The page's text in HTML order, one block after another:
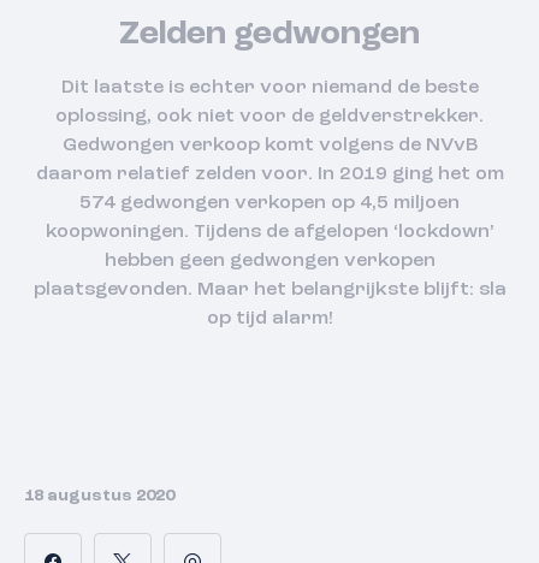
Zelden gedwongen
Dit laatste is echter voor niemand de beste
oplossing, ook niet voor de geldverstrekker.
Gedwongen verkoop komt volgens de NVvB
daarom relatief zelden voor. In 2019 ging het om
574 gedwongen verkopen op 4,5 miljoen
koopwoningen. Tijdens de afgelopen ‘lockdown’
hebben geen gedwongen verkopen
plaatsgevonden. Maar het belangrijkste blijft: sla
op tijd alarm!
18 augustus 2020